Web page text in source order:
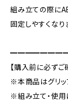
組み立ての際に
固定しやすくなり
【購入前に必ずご
※本商品はグリッ
※組み立て・使用